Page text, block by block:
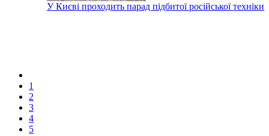
У Києві проходить парад підбитої російської техніки
1
2
3
4
5